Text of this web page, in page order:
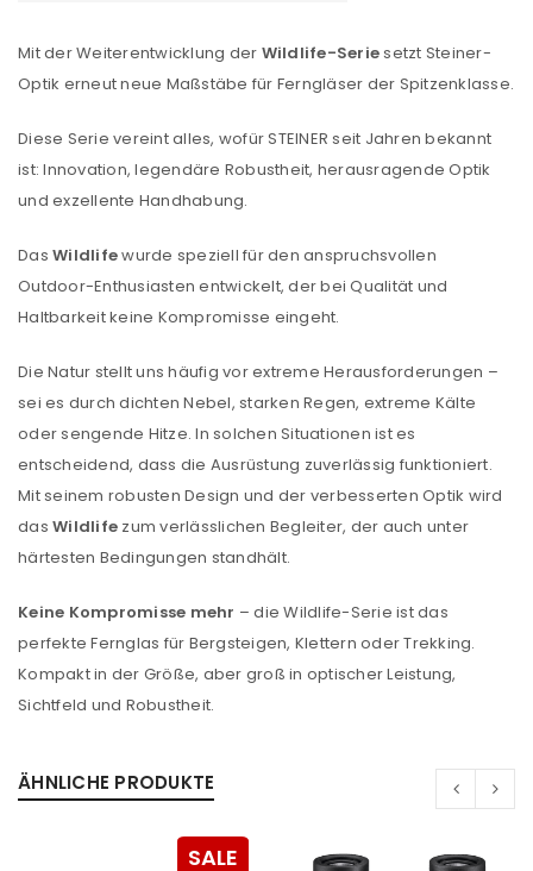
Mit der Weiterentwicklung der Wildlife-Seriesetzt Steiner-
Optik erneut neue Maßstäbe für Ferngläser der Spitzenklasse.
Diese Serie vereint alles, wofür STEINER seit Jahren bekannt
ist: Innovation, legendäre Robustheit, herausragende Optik
und exzellente Handhabung.
Das Wildlifewurde speziell für den anspruchsvollen
Outdoor-Enthusiasten entwickelt, der bei Qualität und
Haltbarkeit keine Kompromisse eingeht.
Die Natur stellt uns häufig vor extreme Herausforderungen –
sei es durch dichten Nebel, starken Regen, extreme Kälte
oder sengende Hitze. In solchen Situationen ist es
entscheidend, dass die Ausrüstung zuverlässig funktioniert.
Mit seinem robusten Design und der verbesserten Optik wird
das Wildlife zum verlässlichen Begleiter, der auch unter
härtesten Bedingungen standhält.
Keine Kompromisse mehr – die Wildlife-Serie ist das
perfekte Fernglas für Bergsteigen, Klettern oder Trekking.
Kompakt in der Größe, aber groß in optischer Leistung,
Sichtfeld und Robustheit.
ÄHNLICHE PRODUKTE
SALE